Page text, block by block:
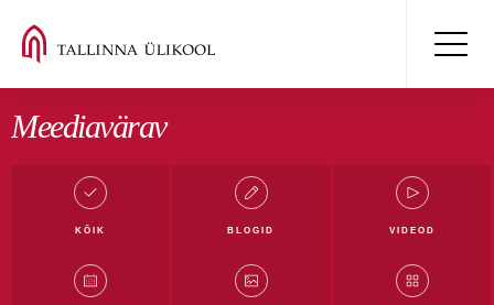
Meediavärav
KÕIK BLOGID
Kõik blogid Mäluüksused blogi Digiblogi
VIDEOD